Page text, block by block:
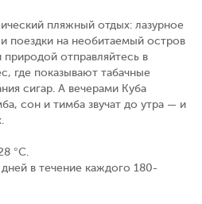
пляжный отдых: лазурное
поездки на необитаемый остров
отправляйтесь в
где показывают табачные
сигар. А вечерами Куба
сон и тимба звучат до утра — и
°C.
в течение каждого 180-